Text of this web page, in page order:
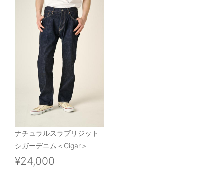
ナチュラルスラブリジット
シガーデニム＜Cigar＞
¥24,000